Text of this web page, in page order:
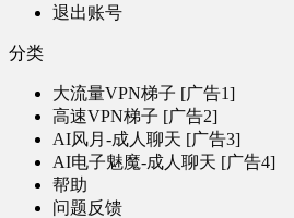
退出账号
分类
大流量VPN梯子 [广告1]
高速VPN梯子 [广告2]
AI风月-成人聊天 [广告3]
AI电子魅魔-成人聊天 [广告4]
帮助
问题反馈